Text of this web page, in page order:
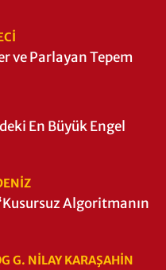
ve Parlayan Tepem
En Büyük Engel
Algoritmanın
G. NILAY KARAŞAHİN